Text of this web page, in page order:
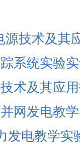
源技术及其
系统实验
术及其应
网发电教
发电教学实